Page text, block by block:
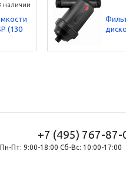
наличии
(130
+7 (495) 767-87-
Пн-Пт: 9:00-18:00 Сб-Вс: 10:00-17:00